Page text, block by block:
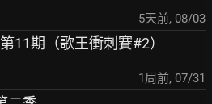
5天前, 08/03
11期（歌王衝刺賽#2）
1周前, 07/31